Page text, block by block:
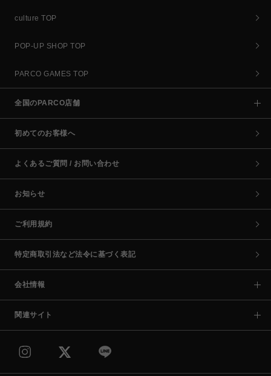
culture TOP
POP-UP SHOP TOP
PARCO GAMES TOP
全国のPARCO店舗
初めてのお客様へ
よくあるご質問 / お問い合わせ
お知らせ
ご利用規約
特定商取引法など法令に基づく表記
会社情報
関連サイト